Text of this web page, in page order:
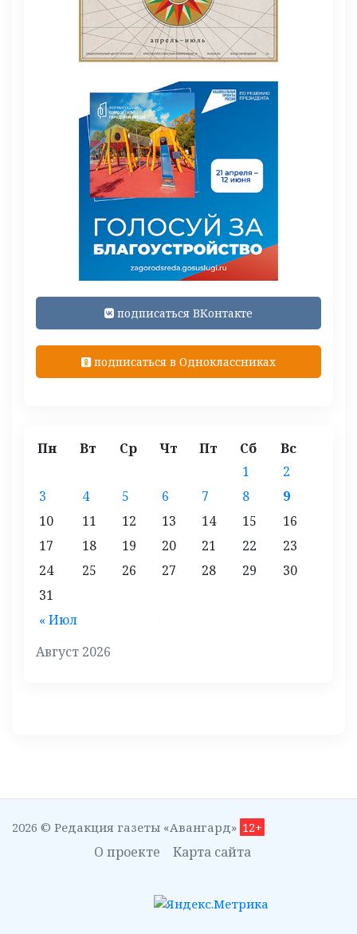
подписаться ВКонтакте
подписаться в Одноклассниках
Август 2026
Пн Вт Ср Чт Пт Сб Вс
« Июл
1
2
3
4 5 6 7 8
9
10
11 12 13 14 15
16
17
18 19 20 21 22
23
24
25 26 27 28 29
30
31
2026 © Редакция газеты «Авангард» 12+
О проекте Карта сайта